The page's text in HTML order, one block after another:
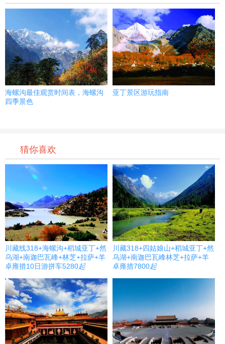
海螺沟最佳观赏时间表，海螺沟
四季景色
亚丁景区游玩指南
猜你喜欢
川藏线318+海螺沟+稻城亚丁+然
乌湖+南迦巴瓦峰+林芝+拉萨+羊
卓雍措10日游拼车5280起
川藏318+四姑娘山+稻城亚丁+然
乌湖+南迦巴瓦峰林芝+拉萨+羊
卓雍措7800起